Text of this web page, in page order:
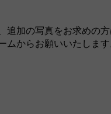
加の写真をお求めの
からお願いいたします